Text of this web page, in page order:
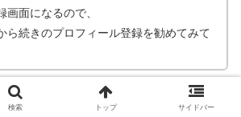
画面になるので、
ら続きのプロフィール登録を勧めてみて
→目次に戻る
検索 トップ サイドバー